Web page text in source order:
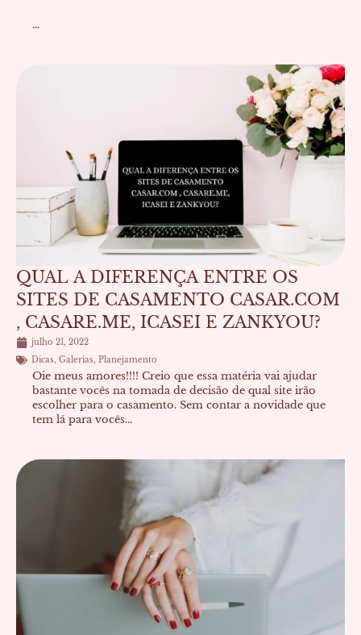
...
QUAL A DIFERENÇA ENTRE OS
SITES DE CASAMENTO CASAR.COM
, CASARE.ME, ICASEI E ZANKYOU?
julho 21, 2022
Dicas, Galerias, Planejamento
Oie meus amores!!!! Creio que essa matéria vai ajudar
bastante vocês na tomada de decisão de qual site irão
escolher para o casamento. Sem contar a novidade que
tem lá para vocês...